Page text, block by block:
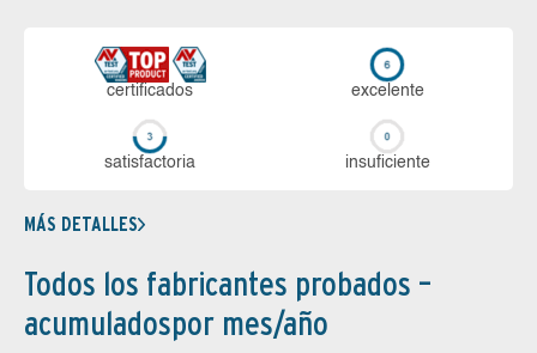
certi­ficados ex­ce­len­te
sa­tis­fac­to­ria in­su­fi­cien­te
MÁS DETALLES
Todos los fabricantes probados –
acumuladospor mes/año